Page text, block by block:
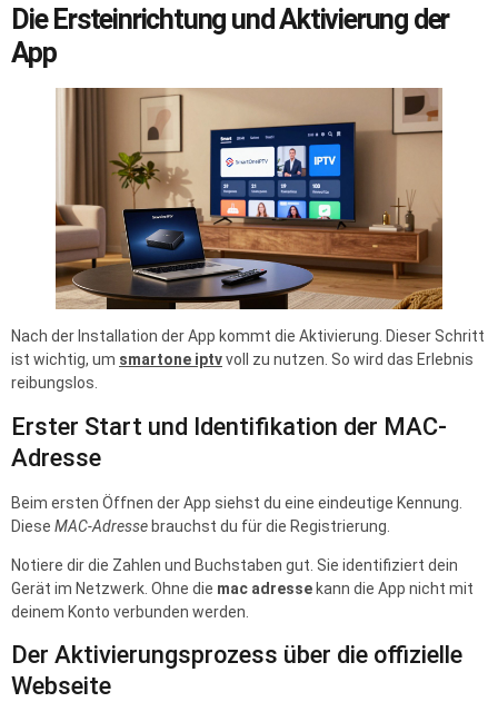
Die Ersteinrichtung und Aktivierung der
App
Nach der Installation der App kommt die Aktivierung. Dieser Schritt
ist wichtig, um smartone iptvvoll zu nutzen. So wird das Erlebnis
reibungslos.
Erster Start und Identifikation der MAC-
Adresse
Beim ersten Öffnen der App siehst du eine eindeutige Kennung.
Diese MAC-Adresse brauchst du für die Registrierung.
Notiere dir die Zahlen und Buchstaben gut. Sie identifiziert dein
Gerät im Netzwerk. Ohne die mac adresse kann die App nicht mit
deinem Konto verbunden werden.
Der Aktivierungsprozess über die offizielle
Webseite